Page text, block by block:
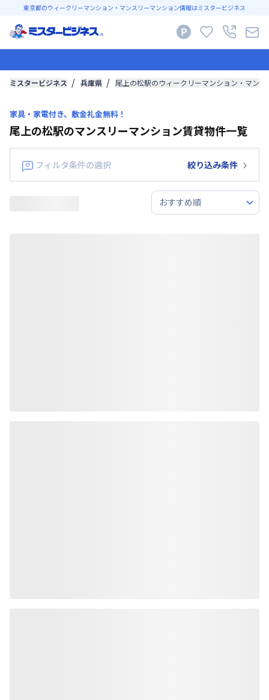
東京都のウィークリーマンション・マンスリーマンション情報はミスタービジネス
ミスタービジネス 兵庫県 尾上の松駅のウィークリーマンション・マン
家具・家電付き、敷金礼金無料！
尾上の松駅のマンスリーマンション賃貸物件一覧
フィルタ条件の選択 絞り込み条件